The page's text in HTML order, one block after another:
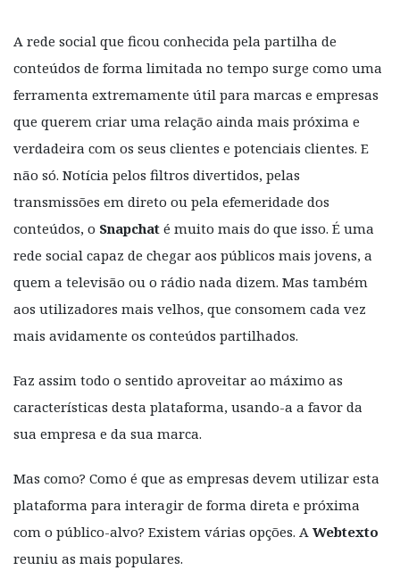
A rede social que ficou conhecida pela partilha de
conteúdos de forma limitada no tempo surge como uma
ferramenta extremamente útil para marcas e empresas
que querem criar uma relação ainda mais próxima e
verdadeira com os seus clientes e potenciais clientes. E
não só. Notícia pelos filtros divertidos, pelas
transmissões em direto ou pela efemeridade dos
conteúdos, o Snapchat é muito mais do que isso. É uma
rede social capaz de chegar aos públicos mais jovens, a
quem a televisão ou o rádio nada dizem. Mas também
aos utilizadores mais velhos, que consomem cada vez
mais avidamente os conteúdos partilhados.
Faz assim todo o sentido aproveitar ao máximo as
características desta plataforma, usando-a a favor da
sua empresa e da sua marca.
Mas como? Como é que as empresas devem utilizar esta
plataforma para interagir de forma direta e próxima
com o público-alvo? Existem várias opções. A Webtexto
reuniu as mais populares.